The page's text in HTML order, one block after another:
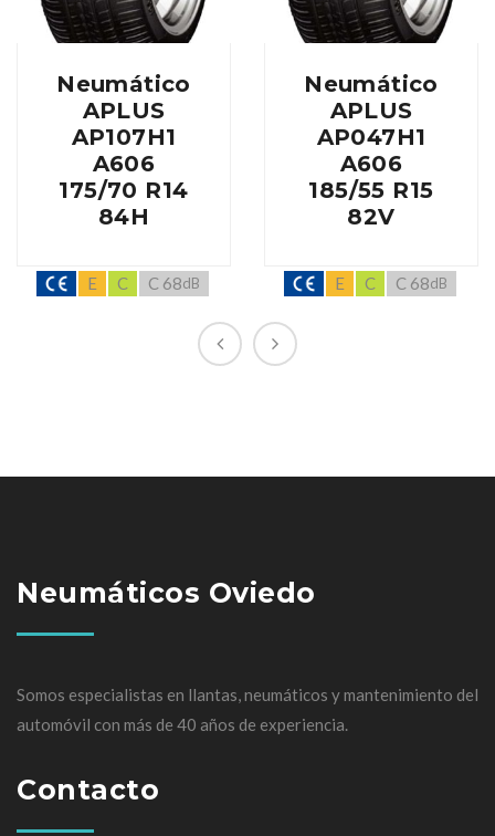
Neumático
APLUS
AP107H1
A606
175/70 R14
84H
E C C 68dB
Neumático
APLUS
AP047H1
A606
185/55 R15
82V
E C C 68dB
Neumáticos Oviedo
Somos especialistas en llantas, neumáticos y mantenimiento del
automóvil con más de 40 años de experiencia.
Contacto